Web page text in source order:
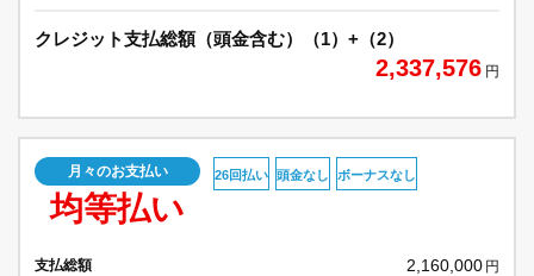
クレジット支払総額（頭金含む）（1）+（2）
2,337,576 円
月々のお支払い
均等払い
26回払い 頭金なし ボーナスなし
支払総額 2,160,000 円